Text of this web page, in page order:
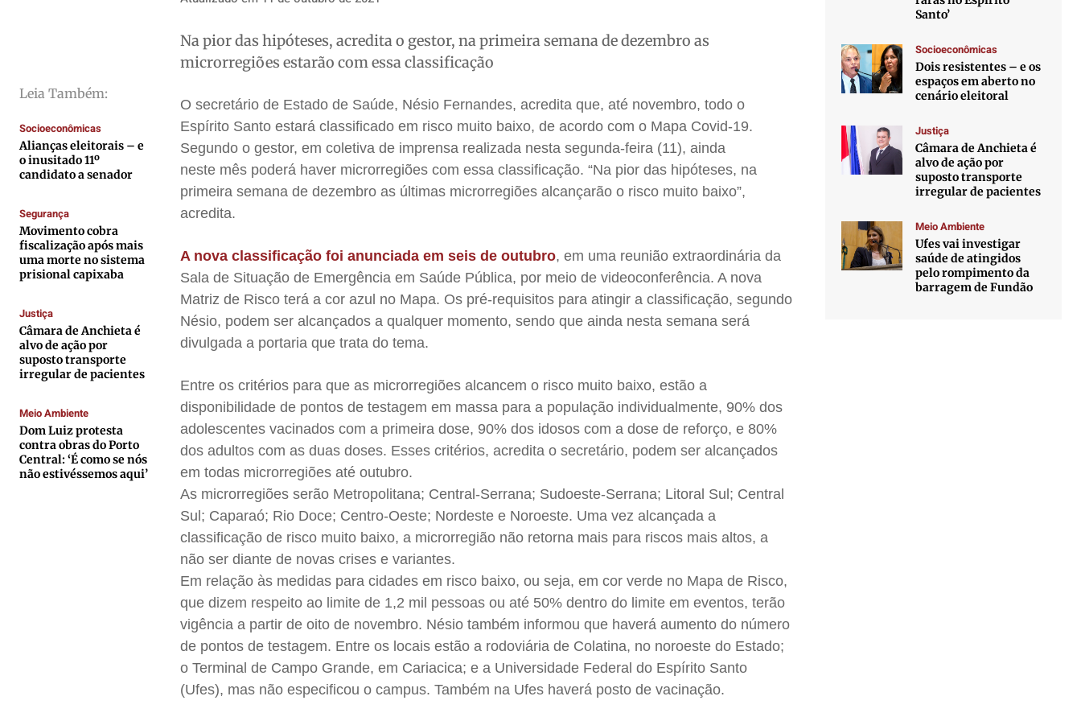
Gustavo Bastos
Jr Mignone (in memorian)
Wanda Sily
Publicidade Legal
Anuncie
Quem Somos
Expediente
Contato
Anuncie
Termos de Uso
Privacidade
Gustavo Bastos
Jr Mignone (in memorian)
Wanda Sily
Publicidade Legal
Anuncie
Quem Somos
Expediente
Contato
Anuncie
Termos de Uso
Privacidade
Gustavo Bastos
Jr Mignone (in memorian)
Wanda Sily
Publicidade Legal
Anuncie
Quem Somos
Expediente
Contato
Anuncie
Termos de Uso
Privacidade
Gustavo Bastos
Jr Mignone (in memorian)
Wanda Sily
Publicidade Legal
Anuncie
Quem Somos
Expediente
Contato
Anuncie
Termos de Uso
Privacidade
Leia Também:
Socioeconômicas
Alianças eleitorais – e
o inusitado 11º
candidato a senador
Segurança
Movimento cobra
fiscalização após mais
uma morte no sistema
prisional capixaba
Justiça
Câmara de Anchieta é
alvo de ação por
suposto transporte
irregular de pacientes
Meio Ambiente
Dom Luiz protesta
contra obras do Porto
Central: ‘É como se nós
não estivéssemos aqui’
Na pior das hipóteses, acredita o gestor, na primeira semana de dezembro as
microrregiões estarão com essa classificação
O secretário de Estado de Saúde, Nésio Fernandes, acredita que, até novembro, todo o
Espírito Santo estará classificado em risco muito baixo, de acordo com o Mapa Covid-19.
Segundo o gestor, em coletiva de imprensa realizada nesta segunda-feira (11), ainda
neste mês poderá haver microrregiões com essa classificação. “Na pior das hipóteses, na
primeira semana de dezembro as últimas microrregiões alcançarão o risco muito baixo”,
acredita.
A nova classificação foi anunciada em seis de outubro, em uma reunião extraordinária da
Sala de Situação de Emergência em Saúde Pública, por meio de videoconferência. A nova
Matriz de Risco terá a cor azul no Mapa. Os pré-requisitos para atingir a classificação, segundo
Nésio, podem ser alcançados a qualquer momento, sendo que ainda nesta semana será
divulgada a portaria que trata do tema.
Entre os critérios para que as microrregiões alcancem o risco muito baixo, estão a
disponibilidade de pontos de testagem em massa para a população individualmente, 90% dos
adolescentes vacinados com a primeira dose, 90% dos idosos com a dose de reforço, e 80%
dos adultos com as duas doses. Esses critérios, acredita o secretário, podem ser alcançados
em todas microrregiões até outubro.
As microrregiões serão Metropolitana; Central-Serrana; Sudoeste-Serrana; Litoral Sul; Central
Sul; Caparaó; Rio Doce; Centro-Oeste; Nordeste e Noroeste. Uma vez alcançada a
classificação de risco muito baixo, a microrregião não retorna mais para riscos mais altos, a
não ser diante de novas crises e variantes.
Em relação às medidas para cidades em risco baixo, ou seja, em cor verde no Mapa de Risco,
que dizem respeito ao limite de 1,2 mil pessoas ou até 50% dentro do limite em eventos, terão
vigência a partir de oito de novembro. Nésio também informou que haverá aumento do número
de pontos de testagem. Entre os locais estão a rodoviária de Colatina, no noroeste do Estado;
o Terminal de Campo Grande, em Cariacica; e a Universidade Federal do Espírito Santo
(Ufes), mas não especificou o campus. Também na Ufes haverá posto de vacinação.
Santo’
Socioeconômicas
Dois resistentes – e os
espaços em aberto no
cenário eleitoral
Justiça
Câmara de Anchieta é
alvo de ação por
suposto transporte
irregular de pacientes
Meio Ambiente
Ufes vai investigar
saúde de atingidos
pelo rompimento da
barragem de Fundão